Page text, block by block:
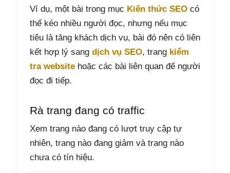
Ví dụ, một bài trong mục Kiến thức SEO có
thể kéo nhiều người đọc, nhưng nếu mục
tiêu là tăng khách dịch vụ, bài đó nên có liên
kết hợp lý sang dịch vụ SEO, trang kiểm
tra website hoặc các bài liên quan để người
đọc đi tiếp.
Rà trang đang có traffic
Xem trang nào đang có lượt truy cập tự
nhiên, trang nào đang giảm và trang nào
chưa có tín hiệu.